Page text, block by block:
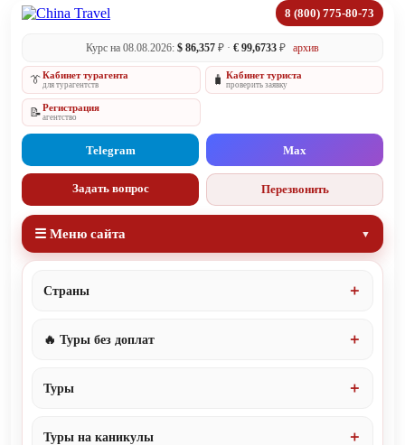
8 (800) 775-80-73
Курс на 08.08.2026: $ 86,357 ₽ · € 99,6733 ₽ архив
👔Кабинет турагента
для турагентств 🧳 Кабинет туриста
проверить заявку
📝Регистрация
агентство
Telegram Max
Задать вопрос Перезвонить
☰ Меню сайта
Страны
🔥 Туры без доплат
Туры
Туры на каникулы